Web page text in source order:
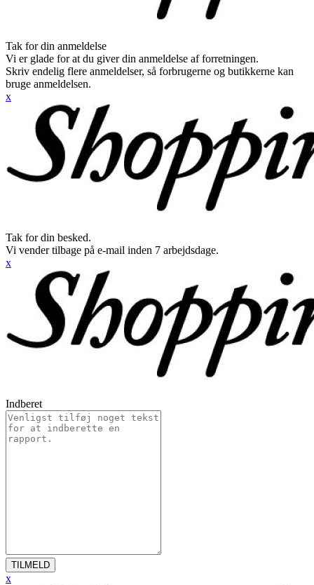
Tak for din anmeldelse
Vi er glade for at du giver din anmeldelse af forretningen.
Skriv endelig flere anmeldelser, så forbrugerne og butikkerne kan
bruge anmeldelsen.
x
Tak for din besked.
Vi vender tilbage på e-mail inden 7 arbejdsdage.
x
Indberet
TILMELD
x